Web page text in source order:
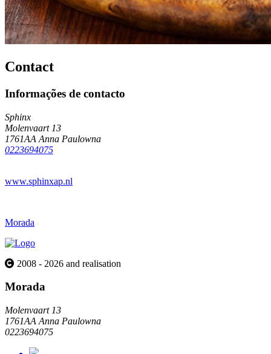
Contact
Informações de contacto
Sphinx
Molenvaart 13
1761AA Anna Paulowna
0223694075
www.sphinxap.nl
Morada
2008 - 2026 and realisation
Morada
Molenvaart 13
1761AA Anna Paulowna
0223694075